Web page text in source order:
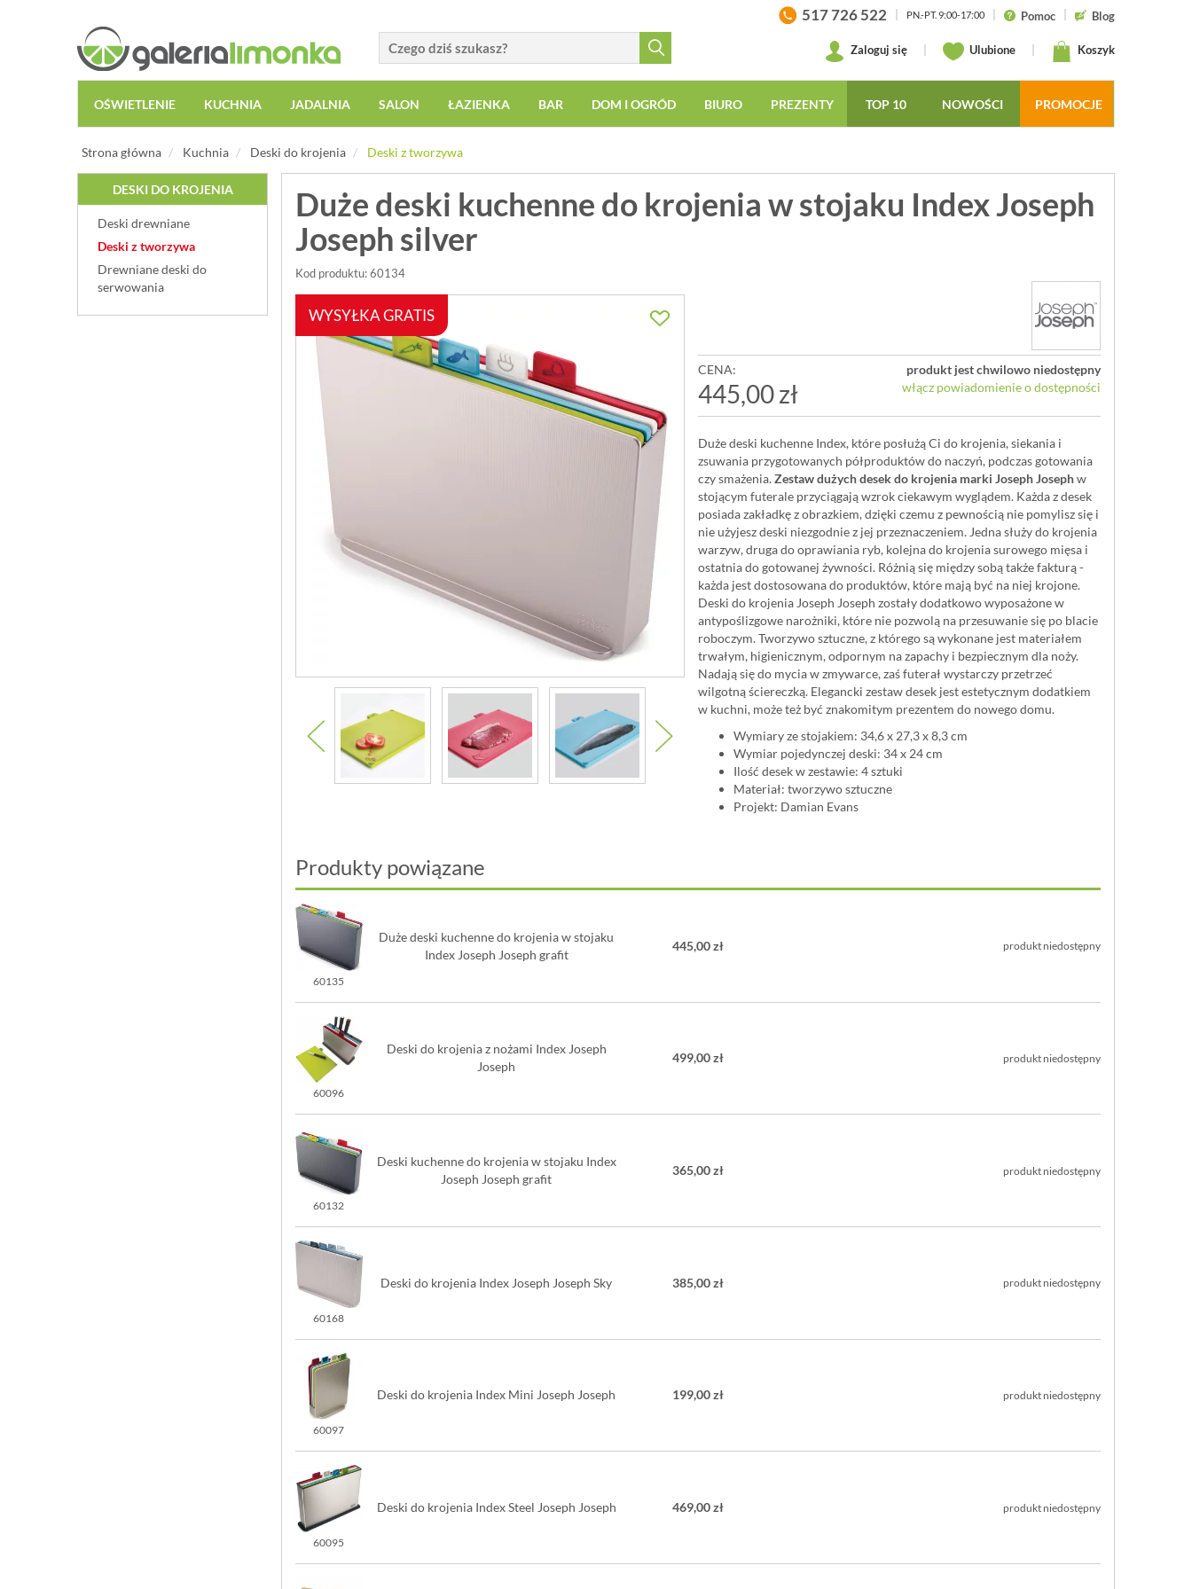
517 726 522 PN.-PT. 9:00-17:00 Pomoc Blog
Zaloguj się Ulubione Koszyk
OŚWIETLENIE KUCHNIA JADALNIA SALON ŁAZIENKA BAR DOM I OGRÓD BIURO PREZENTY TOP 10 NOWOŚCI PROMOCJE
Strona główna Kuchnia Deski do krojenia Deski z tworzywa
DESKI DO KROJENIA
Deski drewniane
Deski z tworzywa
Drewniane deski do
serwowania
Duże deski kuchenne do krojenia w stojaku Index Joseph
Joseph silver
Kod produktu: 60134
WYSYŁKA GRATIS
CENA:
445,00 zł
produkt jest chwilowo niedostępny
włącz powiadomienie o dostępności
Duże deski kuchenne Index, które posłużą Ci do krojenia, siekania i
zsuwania przygotowanych półproduktów do naczyń, podczas gotowania
czy smażenia.Zestaw dużych desek do krojenia marki Joseph Josephw
stojącym futerale przyciągają wzrok ciekawym wyglądem. Każda z desek
posiada zakładkę z obrazkiem, dzięki czemu z pewnością nie pomylisz się i
nie użyjesz deski niezgodnie z jej przeznaczeniem. Jedna służy do krojenia
warzyw, druga do oprawiania ryb, kolejna do krojenia surowego mięsa i
ostatnia do gotowanej żywności. Różnią się między sobą także fakturą -
każda jest dostosowana do produktów, które mają być na niej krojone.
Deski do krojenia Joseph Joseph zostały dodatkowo wyposażone w
antypoślizgowe narożniki, które nie pozwolą na przesuwanie się po blacie
roboczym. Tworzywo sztuczne, z którego są wykonane jest materiałem
trwałym, higienicznym, odpornym na zapachy i bezpiecznym dla noży.
Nadają się do mycia w zmywarce, zaś futerał wystarczy przetrzeć
wilgotną ściereczką. Elegancki zestaw desek jest estetycznym dodatkiem
w kuchni, może też być znakomitym prezentem do nowego domu.
Wymiary ze stojakiem: 34,6 x 27,3 x 8,3 cm
Wymiar pojedynczej deski: 34 x 24 cm
Ilość desek w zestawie: 4 sztuki
Materiał: tworzywo sztuczne
Projekt: Damian Evans
Produkty powiązane
60135
Duże deski kuchenne do krojenia w stojaku
Index Joseph Joseph grafit
445,00 zł produkt niedostępny
60096
Deski do krojenia z nożami Index Joseph
Joseph
499,00 zł produkt niedostępny
60132
Deski kuchenne do krojenia w stojaku Index
Joseph Joseph grafit
365,00 zł produkt niedostępny
60168
Deski do krojenia Index Joseph Joseph Sky 385,00 zł produkt niedostępny
60097
Deski do krojenia Index Mini Joseph Joseph 199,00 zł produkt niedostępny
60095
Deski do krojenia Index Steel Joseph Joseph 469,00 zł produkt niedostępny